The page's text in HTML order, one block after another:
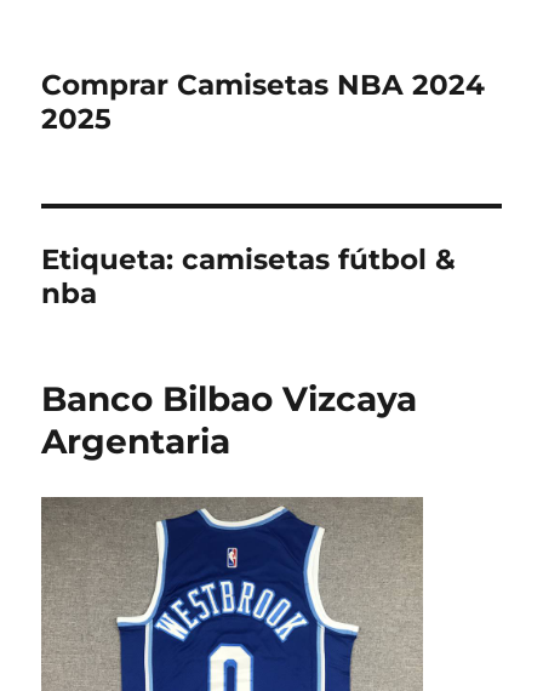
Comprar Camisetas NBA 2024
2025
Etiqueta:camisetas fútbol &
nba
Banco Bilbao Vizcaya
Argentaria